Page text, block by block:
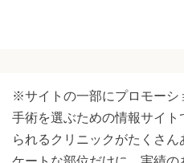
※サイトの一部にプロモーシ
手術を選ぶための情報サイ
られるクリニックがたくさん